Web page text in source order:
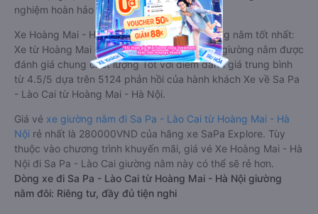
nghiệm hoàn hảo cho hành khách.
Xe Hoàng Mai - Hà Nội Sa Pa - Lào Cai giường nằm tốt nhất:
Xe từ Hoàng Mai - Hà Nội đi Sa Pa - Lào Cai giường nằm được
đánh giá chung chất lượng Tốt với điểm đánh giá trung bình
từ 4.5/5 dựa trên 5124 phản hồi của hành khách Xe về Sa Pa
- Lào Cai từ Hoàng Mai - Hà Nội.
Giá vé xe giường nằm đi Sa Pa - Lào Cai từ Hoàng Mai - Hà
Nội rẻ nhất là 280000VND của hãng xe SaPa Explore. Tùy
thuộc vào chương trình khuyến mãi, giá vé Xe Hoàng Mai - Hà
Nội đi Sa Pa - Lào Cai giường nằm này có thể sẽ rẻ hơn.
Dòng xe đi Sa Pa - Lào Cai từ Hoàng Mai - Hà Nội giường
nằm đôi: Riêng tư, đầy đủ tiện nghi